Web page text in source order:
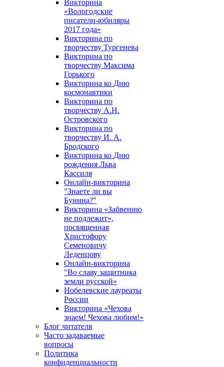
Викторина
«Вологодские
писатели-юбиляры
2017 года»
Викторина по
творчеству Тургенева
Викторина по
творчеству Максима
Горького
Викторина ко Дню
космонавтики
Викторина по
творчеству А.Н.
Островского
Викторина по
творчеству И. А.
Бродского
Викторина ко Дню
рождения Льва
Кассиля
Онлайн-викторина
"Знаете ли вы
Бунина?"
Викторина «Забвению
не подлежит»,
посвященная
Христофору
Семеновичу
Леденцову
Онлайн-викторина
"Во славу защитника
земли русской»
Нобелевские лауреаты
России
Викторина «Чехова
знаем! Чехова любим!»
Блог читателя
Часто задаваемые
вопросы
Политика
конфиденциальности